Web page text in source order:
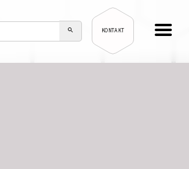
KONTAKT